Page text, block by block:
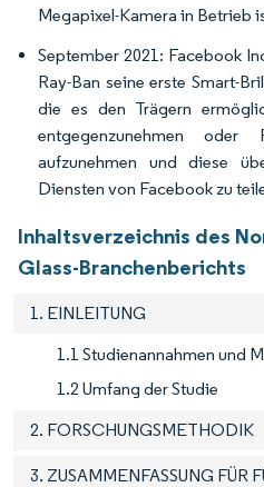
Megapixel-Kamera in Betrieb
September 2021: Facebook
Ray-Ban seine erste Smart-
die es den Trägern
entgegenzunehmen
aufzunehmen und diese
Diensten von Facebook zu
Inhaltsverzeichnis des
Glass-Branchenberichts
1. EINLEITUNG
1.1 Studienannahmen und
1.2 Umfang der Studie
2. FORSCHUNGSMETHODIK
3. ZUSAMMENFASSUNG FÜR